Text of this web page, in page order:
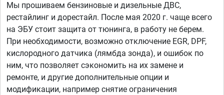
Мы прошиваем бензиновые и дизельные ДВС,
рестайлинг и дорестайл. После мая 2020 г. чаще всего
на ЭБУ стоит защита от тюнинга, в работу не берем.
При необходимости, возможно отключение EGR, DPF,
кислородного датчика (лямбда зонда), и ошибок по
ним, что позволяет сэкономить на их замене и
ремонте, и другие дополнительные опции и
модификации, например снятие ограничения